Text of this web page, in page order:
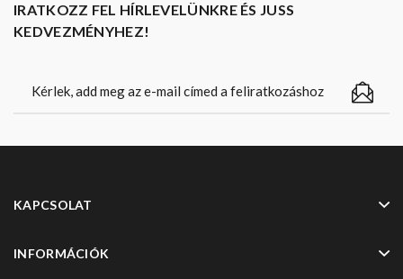
IRATKOZZ FEL HÍRLEVELÜNKRE ÉS JUSS
KEDVEZMÉNYHEZ!
KAPCSOLAT
INFORMÁCIÓK